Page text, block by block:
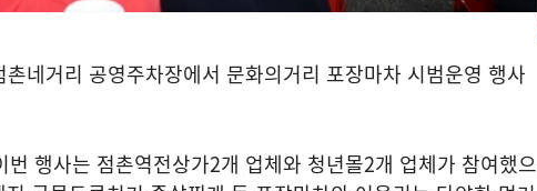
촌네거리 공영주차장에서 문화의거리 포장마차 시범운영 행사
번 행사는 점촌역전상가2개 업체와 청년몰2개 업체가 참여했으